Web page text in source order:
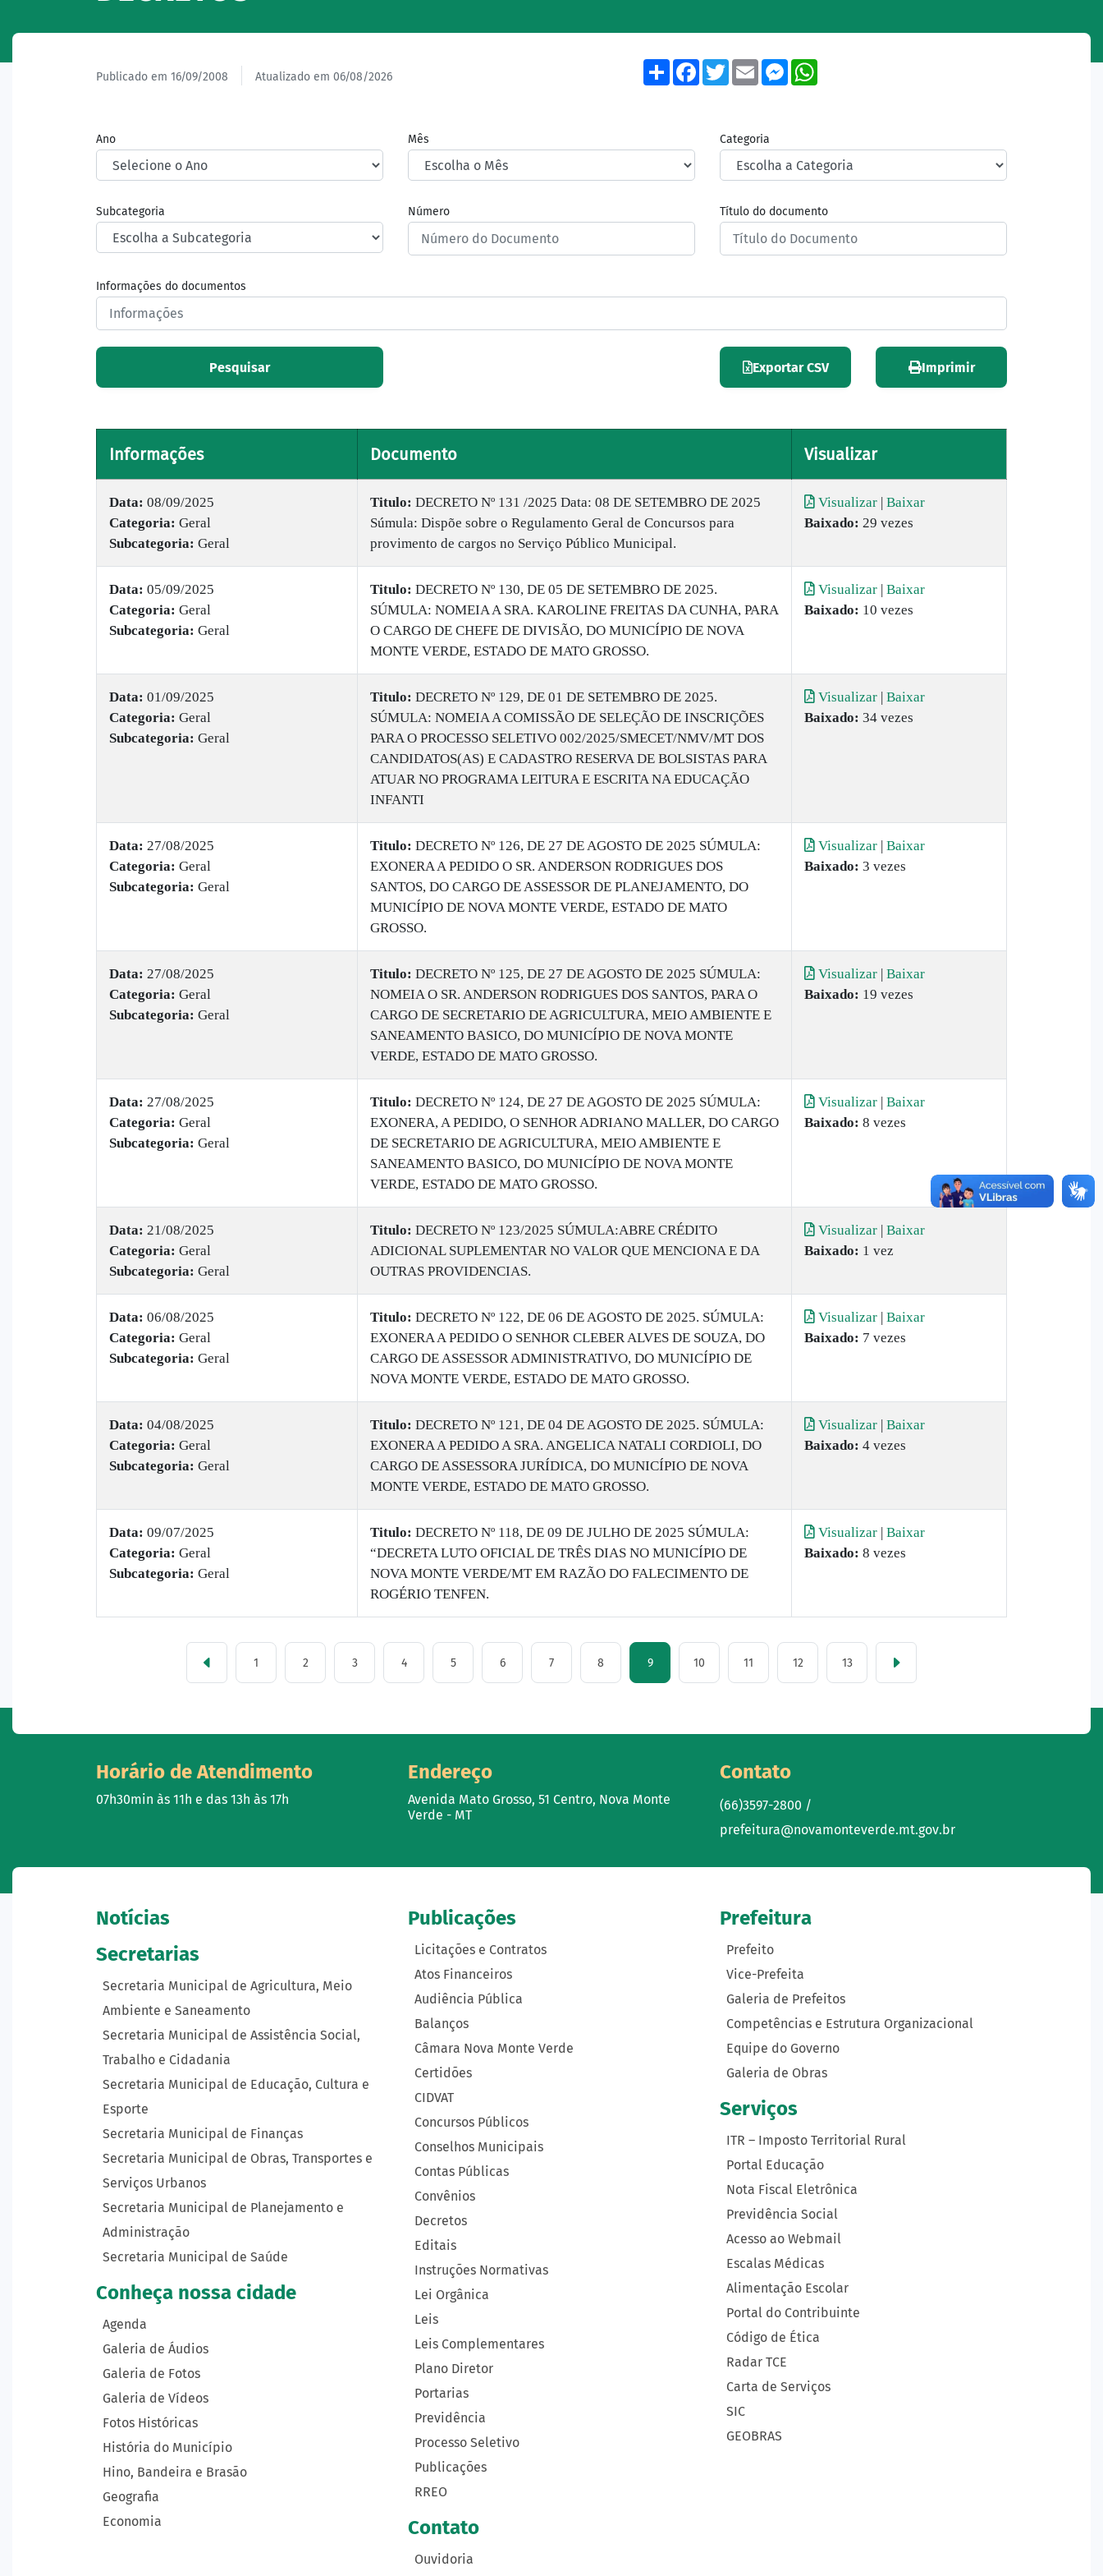
Publicado em 16/09/2008 Atualizado em 06/08/2026
ShareFacebook
TwitterEmailMessenger
Ano Mês Categoria
Subcategoria Número Título do documento
Informações do documentos
Pesquisar Exportar CSV Imprimir
Informações Documento Visualizar
Data: 08/09/2025
Categoria: Geral
Subcategoria: Geral
Titulo: DECRETO Nº 131 /2025 Data: 08 DE SETEMBRO DE 2025
Súmula: Dispõe sobre o Regulamento Geral de Concursos para
provimento de cargos no Serviço Público Municipal.
Visualizar | Baixar
Baixado: 29 vezes
Data: 05/09/2025
Categoria: Geral
Subcategoria: Geral
Titulo: DECRETO Nº 130, DE 05 DE SETEMBRO DE 2025.
SÚMULA: NOMEIA A SRA. KAROLINE FREITAS DA CUNHA, PARA
O CARGO DE CHEFE DE DIVISÃO, DO MUNICÍPIO DE NOVA
MONTE VERDE, ESTADO DE MATO GROSSO.
Visualizar | Baixar
Baixado: 10 vezes
Data: 01/09/2025
Categoria: Geral
Subcategoria: Geral
Titulo: DECRETO Nº 129, DE 01 DE SETEMBRO DE 2025.
SÚMULA: NOMEIA A COMISSÃO DE SELEÇÃO DE INSCRIÇÕES
PARA O PROCESSO SELETIVO 002/2025/SMECET/NMV/MT DOS
CANDIDATOS(AS) E CADASTRO RESERVA DE BOLSISTAS PARA
ATUAR NO PROGRAMA LEITURA E ESCRITA NA EDUCAÇÃO
INFANTI
Visualizar | Baixar
Baixado: 34 vezes
Data: 27/08/2025
Categoria: Geral
Subcategoria: Geral
Titulo: DECRETO Nº 126, DE 27 DE AGOSTO DE 2025 SÚMULA:
EXONERA A PEDIDO O SR. ANDERSON RODRIGUES DOS
SANTOS, DO CARGO DE ASSESSOR DE PLANEJAMENTO, DO
MUNICÍPIO DE NOVA MONTE VERDE, ESTADO DE MATO
GROSSO.
Visualizar | Baixar
Baixado: 3 vezes
Data: 27/08/2025
Categoria: Geral
Subcategoria: Geral
Titulo: DECRETO Nº 125, DE 27 DE AGOSTO DE 2025 SÚMULA:
NOMEIA O SR. ANDERSON RODRIGUES DOS SANTOS, PARA O
CARGO DE SECRETARIO DE AGRICULTURA, MEIO AMBIENTE E
SANEAMENTO BASICO, DO MUNICÍPIO DE NOVA MONTE
VERDE, ESTADO DE MATO GROSSO.
Visualizar | Baixar
Baixado: 19 vezes
Data: 27/08/2025
Categoria: Geral
Subcategoria: Geral
Titulo: DECRETO Nº 124, DE 27 DE AGOSTO DE 2025 SÚMULA:
EXONERA, A PEDIDO, O SENHOR ADRIANO MALLER, DO CARGO
DE SECRETARIO DE AGRICULTURA, MEIO AMBIENTE E
SANEAMENTO BASICO, DO MUNICÍPIO DE NOVA MONTE
VERDE, ESTADO DE MATO GROSSO.
Visualizar | Baixar
Baixado: 8 vezes
Data: 21/08/2025
Categoria: Geral
Subcategoria: Geral
Titulo: DECRETO Nº 123/2025 SÚMULA:ABRE CRÉDITO
ADICIONAL SUPLEMENTAR NO VALOR QUE MENCIONA E DA
OUTRAS PROVIDENCIAS.
Visualizar | Baixar
Baixado: 1 vez
Data: 06/08/2025
Categoria: Geral
Subcategoria: Geral
Titulo: DECRETO Nº 122, DE 06 DE AGOSTO DE 2025. SÚMULA:
EXONERA A PEDIDO O SENHOR CLEBER ALVES DE SOUZA, DO
CARGO DE ASSESSOR ADMINISTRATIVO, DO MUNICÍPIO DE
NOVA MONTE VERDE, ESTADO DE MATO GROSSO.
Visualizar | Baixar
Baixado: 7 vezes
Data: 04/08/2025
Categoria: Geral
Subcategoria: Geral
Titulo: DECRETO Nº 121, DE 04 DE AGOSTO DE 2025. SÚMULA:
EXONERA A PEDIDO A SRA. ANGELICA NATALI CORDIOLI, DO
CARGO DE ASSESSORA JURÍDICA, DO MUNICÍPIO DE NOVA
MONTE VERDE, ESTADO DE MATO GROSSO.
Visualizar | Baixar
Baixado: 4 vezes
Data: 09/07/2025
Categoria: Geral
Subcategoria: Geral
Titulo: DECRETO Nº 118, DE 09 DE JULHO DE 2025 SÚMULA:
“DECRETA LUTO OFICIAL DE TRÊS DIAS NO MUNICÍPIO DE
NOVA MONTE VERDE/MT EM RAZÃO DO FALECIMENTO DE
ROGÉRIO TENFEN.
Visualizar | Baixar
Baixado: 8 vezes
1 2 3 4 5 6 7 8 9 10 11 12 13
Horário de Atendimento
07h30min às 11h e das 13h às 17h
Endereço
Avenida Mato Grosso, 51 Centro, Nova Monte
Verde - MT
Contato
(66)3597-2800 /
prefeitura@novamonteverde.mt.gov.br
Notícias
Secretarias
Secretaria Municipal de Agricultura, Meio
Ambiente e Saneamento
Secretaria Municipal de Assistência Social,
Trabalho e Cidadania
Secretaria Municipal de Educação, Cultura e
Esporte
Secretaria Municipal de Finanças
Secretaria Municipal de Obras, Transportes e
Serviços Urbanos
Secretaria Municipal de Planejamento e
Administração
Secretaria Municipal de Saúde
Conheça nossa cidade
Agenda
Galeria de Áudios
Galeria de Fotos
Galeria de Vídeos
Fotos Históricas
História do Município
Hino, Bandeira e Brasão
Geografia
Economia
Publicações
Licitações e Contratos
Atos Financeiros
Audiência Pública
Balanços
Câmara Nova Monte Verde
Certidões
CIDVAT
Concursos Públicos
Conselhos Municipais
Contas Públicas
Convênios
Decretos
Editais
Instruções Normativas
Lei Orgânica
Leis
Leis Complementares
Plano Diretor
Portarias
Previdência
Processo Seletivo
Publicações
RREO
Contato
Ouvidoria
Prefeitura
Prefeito
Vice-Prefeita
Galeria de Prefeitos
Competências e Estrutura Organizacional
Equipe do Governo
Galeria de Obras
Serviços
ITR – Imposto Territorial Rural
Portal Educação
Nota Fiscal Eletrônica
Previdência Social
Acesso ao Webmail
Escalas Médicas
Alimentação Escolar
Portal do Contribuinte
Código de Ética
Radar TCE
Carta de Serviços
SIC
GEOBRAS